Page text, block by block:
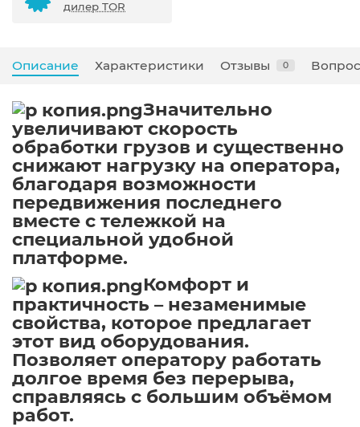
дилер TOR
Описание Характеристики Отзывы 0
Значительно
увеличивают скорость
обработки грузов и существенно
снижают нагрузку на оператора,
благодаря возможности
передвижения последнего
вместе с тележкой на
специальной удобной
платформе.
Комфорт и
практичность – незаменимые
свойства, которое предлагает
этот вид оборудования.
Позволяет оператору работать
долгое время без перерыва,
справляясь с большим объёмом
работ.